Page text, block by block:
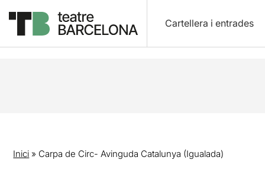
Cartellera i entrades
Inici » Carpa de Circ- Avinguda Catalunya (Igualada)